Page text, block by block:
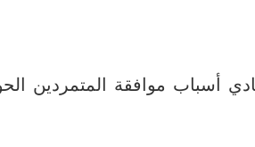
أسباب موافقة المتمردين